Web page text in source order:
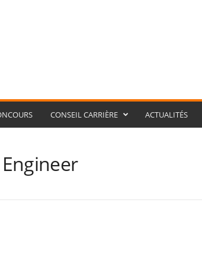
CONSEIL CARRIÈRE ACTUALITÉS